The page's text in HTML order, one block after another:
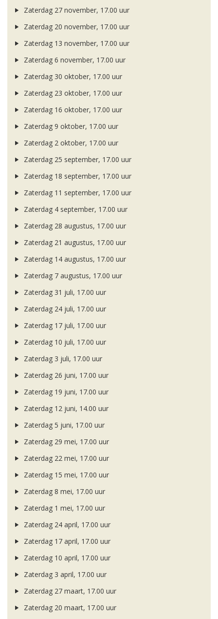
Zaterdag 27 november, 17.00 uur
Zaterdag 20 november, 17.00 uur
Zaterdag 13 november, 17.00 uur
Zaterdag 6 november, 17.00 uur
Zaterdag 30 oktober, 17.00 uur
Zaterdag 23 oktober, 17.00 uur
Zaterdag 16 oktober, 17.00 uur
Zaterdag 9 oktober, 17.00 uur
Zaterdag 2 oktober, 17.00 uur
Zaterdag 25 september, 17.00 uur
Zaterdag 18 september, 17.00 uur
Zaterdag 11 september, 17.00 uur
Zaterdag 4 september, 17.00 uur
Zaterdag 28 augustus, 17.00 uur
Zaterdag 21 augustus, 17.00 uur
Zaterdag 14 augustus, 17.00 uur
Zaterdag 7 augustus, 17.00 uur
Zaterdag 31 juli, 17.00 uur
Zaterdag 24 juli, 17.00 uur
Zaterdag 17 juli, 17.00 uur
Zaterdag 10 juli, 17.00 uur
Zaterdag 3 juli, 17.00 uur
Zaterdag 26 juni, 17.00 uur
Zaterdag 19 juni, 17.00 uur
Zaterdag 12 juni, 14.00 uur
Zaterdag 5 juni, 17.00 uur
Zaterdag 29 mei, 17.00 uur
Zaterdag 22 mei, 17.00 uur
Zaterdag 15 mei, 17.00 uur
Zaterdag 8 mei, 17.00 uur
Zaterdag 1 mei, 17.00 uur
Zaterdag 24 april, 17.00 uur
Zaterdag 17 april, 17.00 uur
Zaterdag 10 april, 17.00 uur
Zaterdag 3 april, 17.00 uur
Zaterdag 27 maart, 17.00 uur
Zaterdag 20 maart, 17.00 uur